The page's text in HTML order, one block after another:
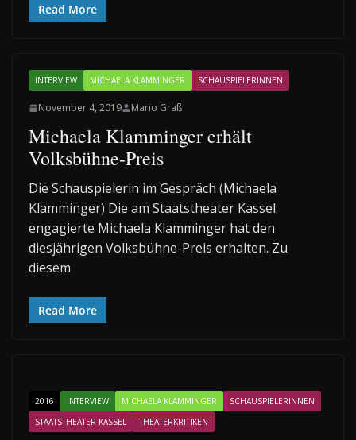
Read More
INTERVIEW MICHAELA KLAMMINGER SCHAUSPIELERINNEN
November 4, 2019 Mario Graß
Michaela Klamminger erhält
Volksbühne-Preis
Die Schauspielerin im Gespräch (Michaela
Klamminger) Die am Staatstheater Kassel
engagierte Michaela Klamminger hat den
diesjährigen Volksbühne-Preis erhalten. Zu
diesem
Read More
2016 INTERVIEW MICHAELA KLAMMINGER
SCHAUSPIELERINNEN
STAATSTHEATER KASSEL
THEATERKRITIKEN